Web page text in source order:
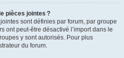
pièces jointes ?
sont définies par forum, par groupe
ont peut-être désactivé l’import dans le
y sont autorisés. Pour plus
du forum.